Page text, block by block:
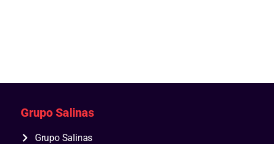
Grupo Salinas
Grupo Salinas